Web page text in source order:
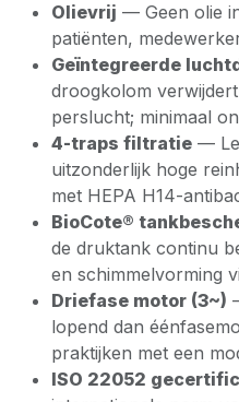
Olievrij — Geen olie
patiënten,
Geïntegreerde
droogkolom
perslucht; minimaal
4-traps filtratie —
uitzonderlijk hoge
met HEPA H14-
BioCote®
de druktank continu
en schimmelvorming
Driefase motor (3~)
lopend dan
praktijken met een
ISO 22052